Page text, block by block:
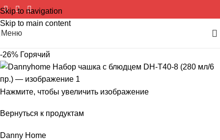
Skip to navigation
Skip to main content
Меню
-26% Горячий
Нажмите, чтобы увеличить изображение
Вернуться к продуктам
Danny Home